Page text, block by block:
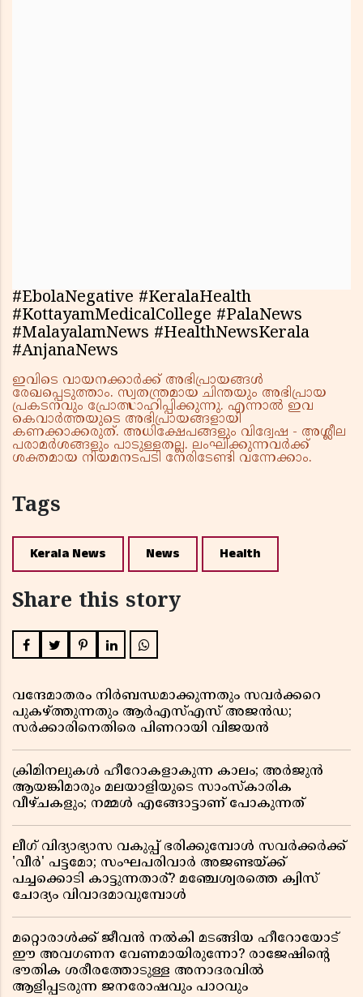
#EbolaNegative #KeralaHealth
#KottayamMedicalCollege #PalaNews
#MalayalamNews #HealthNewsKerala
#AnjanaNews
ഇവിടെ വായനക്കാർക്ക് അഭിപ്രായങ്ങൾ
രേഖപ്പെടുത്താം. സ്വതന്ത്രമായ ചിന്തയും അഭിപ്രായ
പ്രകടനവും പ്രോത്സാഹിപ്പിക്കുന്നു. എന്നാൽ ഇവ
കെവാർത്തയുടെ അഭിപ്രായങ്ങളായി
കണക്കാക്കരുത്. അധിക്ഷേപങ്ങളും വിദ്വേഷ - അശ്ലീല
പരാമർശങ്ങളും പാടുള്ളതല്ല. ലംഘിക്കുന്നവർക്ക്
ശക്തമായ നിയമനടപടി നേരിടേണ്ടി വന്നേക്കാം.
Tags
Kerala News News Health
Share this story
വന്ദേമാതരം നിർബന്ധമാക്കുന്നതും സവർക്കറെ
പുകഴ്ത്തുന്നതും ആർഎസ്എസ് അജൻഡ;
സർക്കാരിനെതിരെ പിണറായി വിജയൻ
ക്രിമിനലുകൾ ഹീറോകളാകുന്ന കാലം; അർജുൻ
ആയങ്കിമാരും മലയാളിയുടെ സാംസ്കാരിക
വീഴ്ചകളും; നമ്മൾ എങ്ങോട്ടാണ് പോകുന്നത്
ലീഗ് വിദ്യാഭ്യാസ വകുപ്പ് ഭരിക്കുമ്പോൾ സവർക്കർക്ക്
'വീർ' പട്ടമോ; സംഘപരിവാർ അജണ്ടയ്ക്ക്
പച്ചക്കൊടി കാട്ടുന്നതാര്? മഞ്ചേശ്വരത്തെ ക്വിസ്
ചോദ്യം വിവാദമാവുമ്പോൾ
മറ്റൊരാൾക്ക് ജീവൻ നൽകി മടങ്ങിയ ഹീറോയോട്
ഈ അവഗണന വേണമായിരുന്നോ? രാജേഷിൻ്റെ
ഭൗതിക ശരീരത്തോടുള്ള അനാദരവിൽ
ആളിപ്പടരുന്ന ജനരോഷവും പാഠവും